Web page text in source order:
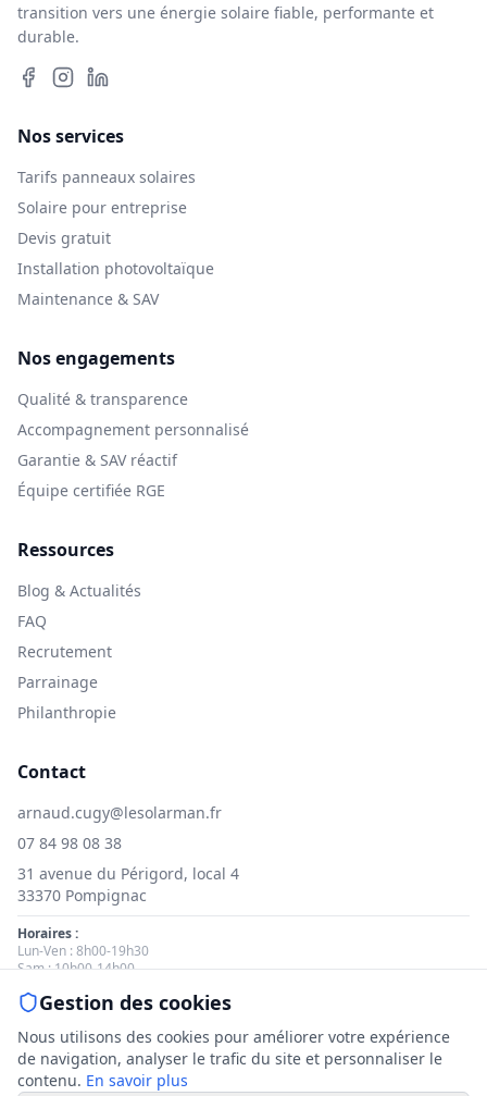
transition vers une énergie solaire fiable, performante et
durable.
Nos services
Tarifs panneaux solaires
Solaire pour entreprise
Devis gratuit
Installation photovoltaïque
Maintenance & SAV
Nos engagements
Qualité & transparence
Accompagnement personnalisé
Garantie & SAV réactif
Équipe certifiée RGE
Ressources
Blog & Actualités
FAQ
Recrutement
Parrainage
Philanthropie
Contact
arnaud.cugy@lesolarman.fr
07 84 98 08 38
31 avenue du Périgord, local 4
33370 Pompignac
Horaires :
Lun-Ven : 8h00-19h30
Sam : 10h00-14h00
Nous contacter
Gestion des cookies
Nous utilisons des cookies pour améliorer votre expérience
de navigation, analyser le trafic du site et personnaliser le
contenu. En savoir plus